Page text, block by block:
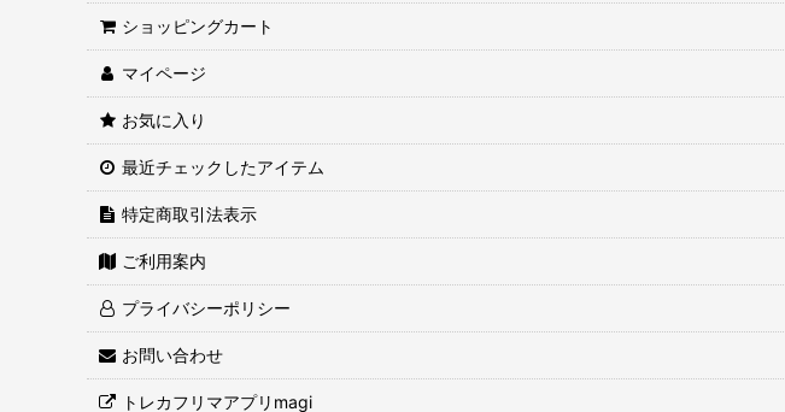
ショッピングカート
マイページ
お気に入り
最近チェックしたアイテム
特定商取引法表示
ご利用案内
プライバシーポリシー
お問い合わせ
トレカフリマアプリmagi